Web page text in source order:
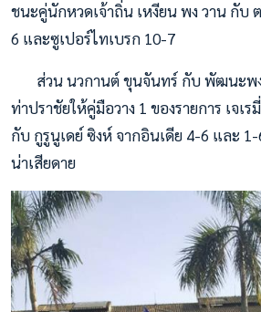
ชนะคู่นักหวดเจ้าถิ่น เหงียน พง วาน กับ
6 และซูเปอร์ไทเบรก 10-7
ส่วน นวกานต์ ขุนจันทร์ กับ พัฒนะพ
ท่าปราชัยให้คู่มือวาง 1 ของรายการ เจเ
กับ กูรูนูเดย์ ซิงห์ จากอินเดีย 4-6 และ
น่าเสียดาย